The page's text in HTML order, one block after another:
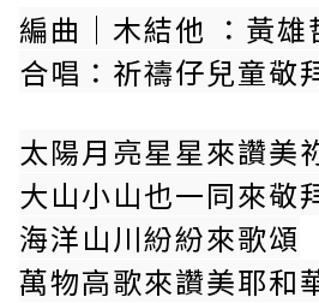
編曲｜木結他 ：黃雄
合唱：祈禱仔兒童敬
太陽月亮星星來讚美
大山小山也一同來敬
海洋山川紛紛來歌頌
萬物高歌來讚美耶和